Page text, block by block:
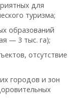
для
туризма;
образований
— 3 тыс. га);
отсутствие
городов и зон